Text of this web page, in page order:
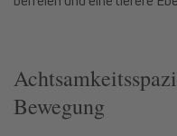
Bewegung